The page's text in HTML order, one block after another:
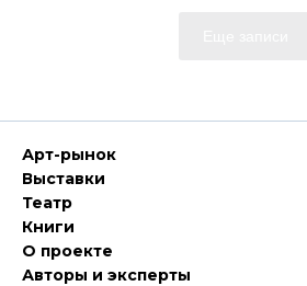
Арт-рынок
Выставки
Театр
Книги
О проекте
Авторы и эксперты